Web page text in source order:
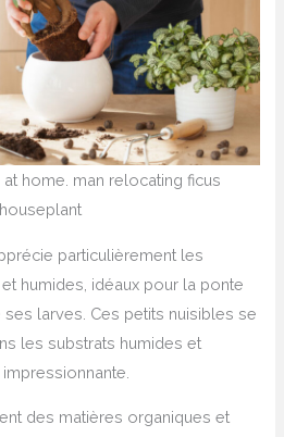
home. man relocating ficus
houseplant
particulièrement les
humides, idéaux pour la ponte
larves. Ces petits nuisibles se
les substrats humides et
des matières organiques et